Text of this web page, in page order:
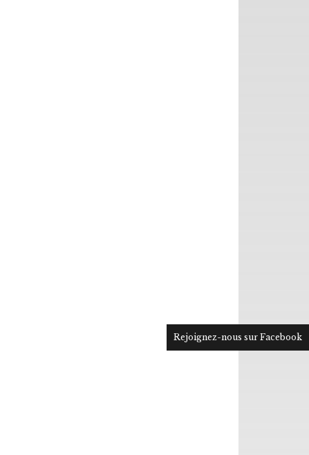
Rejoignez-nous sur Facebook